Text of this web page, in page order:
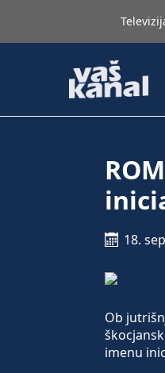
18.
Ob
imenu